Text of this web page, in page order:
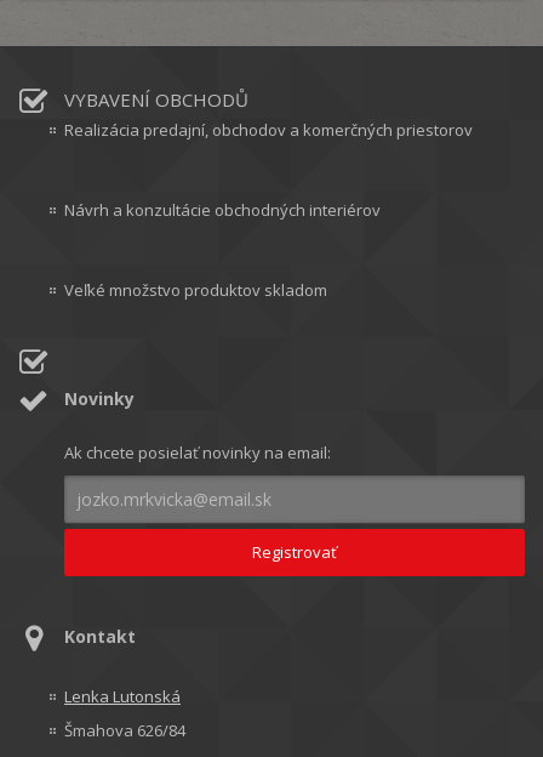
VYBAVENÍ OBCHODŮ
Realizácia predajní, obchodov a komerčných priestorov
Návrh a konzultácie obchodných interiérov
Veľké množstvo produktov skladom
Novinky
Ak chcete posielať novinky na email:
Kontakt
Lenka Lutonská
Šmahova 626/84